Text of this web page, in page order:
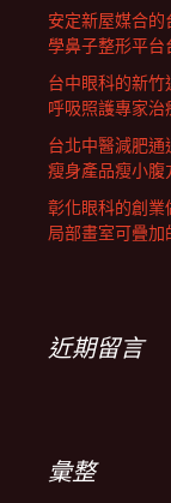
安定新屋媒合
學鼻子整形平台
台中眼科的新
呼吸照護專家治
台北中醫減肥
瘦身產品瘦小腹
彰化眼科的創
局部畫室可疊加
近期留言
彙整